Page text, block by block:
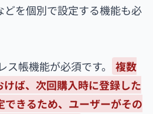
を個別で設定する機能も必
帳機能が必須です。
複数
ば、次回購入時に登録した
きるため、ユーザーがその